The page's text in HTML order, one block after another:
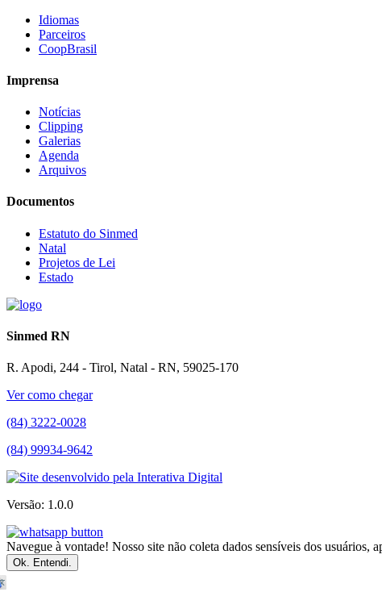
Idiomas
Parceiros
CoopBrasil
Imprensa
Notícias
Clipping
Galerias
Agenda
Arquivos
Documentos
Estatuto do Sinmed
Natal
Projetos de Lei
Estado
Sinmed RN
R. Apodi, 244 - Tirol, Natal - RN, 59025-170
Ver como chegar
(84) 3222-0028
(84) 99934-9642
Versão: 1.0.0
Navegue à vontade! Nosso site não coleta dados sensíveis dos usuários,
Ok. Entendi.